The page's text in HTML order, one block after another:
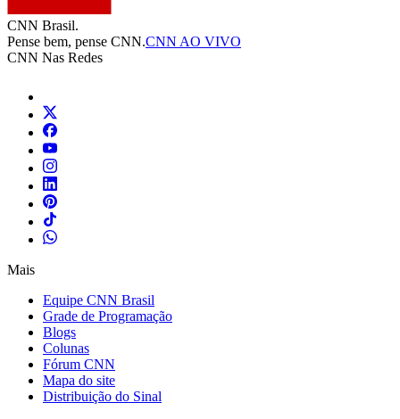
CNN Brasil.
Pense bem, pense CNN.CNN AO VIVO
CNN Nas Redes
Mais
Equipe CNN Brasil
Grade de Programação
Blogs
Colunas
Fórum CNN
Mapa do site
Distribuição do Sinal